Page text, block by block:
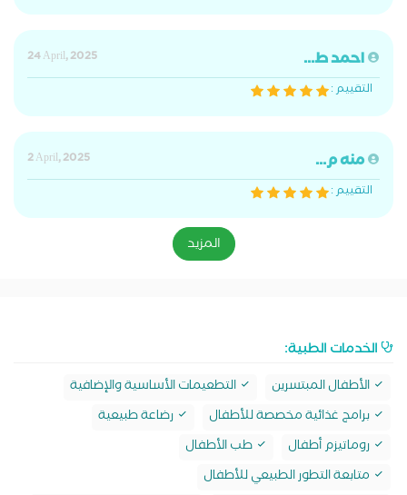
احمد ط...
24 April, 2025
التقييم :
منه م...
2 April, 2025
التقييم :
المزيد
الخدمات الطبية:
الأطفال المبتسرين
التطعيمات الأساسية والإضافية
برامج غذائية مخصصة للأطفال
رضاعة طبيعية
روماتيزم أطفال
طب الأطفال
متابعة التطور الطبيعي للأطفال